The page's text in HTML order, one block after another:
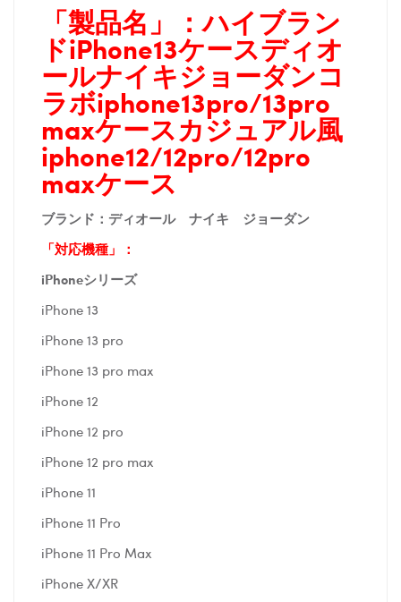
「製品名」：ハイブラン
ドiPhone13ケースディオ
ールナイキジョーダンコ
ラボiphone13pro/13pro
maxケースカジュアル風
iphone12/12pro/12pro
maxケース
ブランド：ディオール ナイキ ジョーダン
「対応機種」：
iPhoneシリーズ
iPhone 13
iPhone 13 pro
iPhone 13 pro max
iPhone 12
iPhone 12 pro
iPhone 12 pro max
iPhone 11
iPhone 11 Pro
iPhone 11 Pro Max
iPhone X/XR